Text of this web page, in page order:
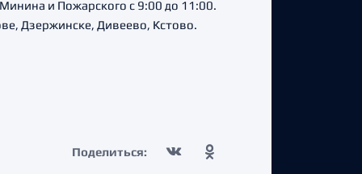
и Пожарского с 9:00 до 11:00.
Дзержинске, Дивеево, Кстово.
Поделиться: